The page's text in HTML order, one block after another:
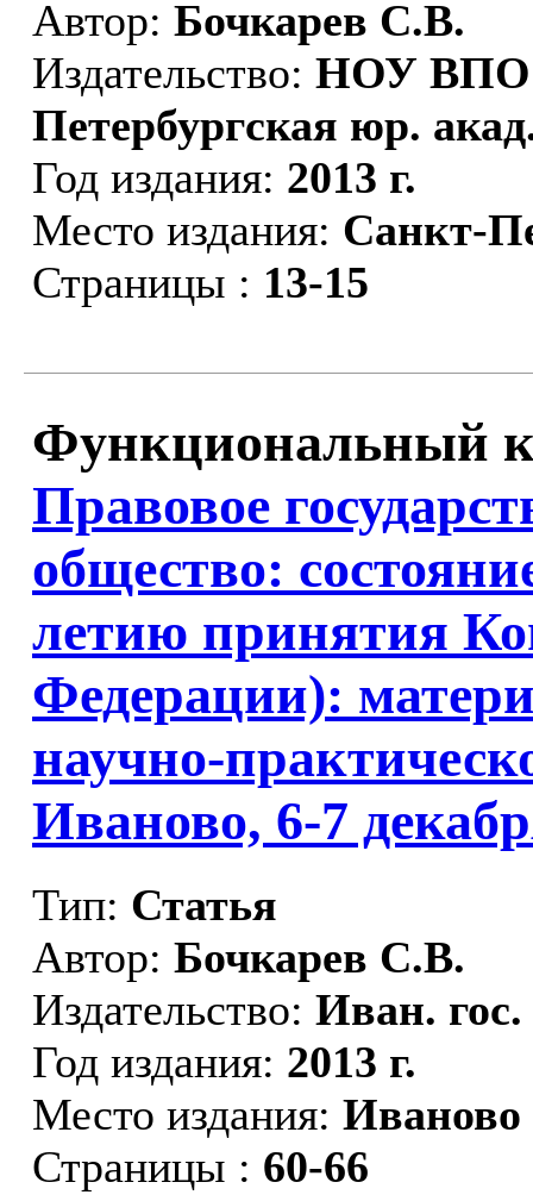
Автор: Бочкарев С.В.
Издательство: НОУ ВПО
Петербургская юр.
Год издания: 2013 г.
Место издания: Санкт-
Страницы : 13-15
Функциональный
Правовое
общество:
летию принятия
Федерации):
научно-
Иваново, 6-7
Тип: Статья
Автор: Бочкарев С.В.
Издательство: Иван. гос.
Год издания: 2013 г.
Место издания: Иваново
Страницы : 60-66